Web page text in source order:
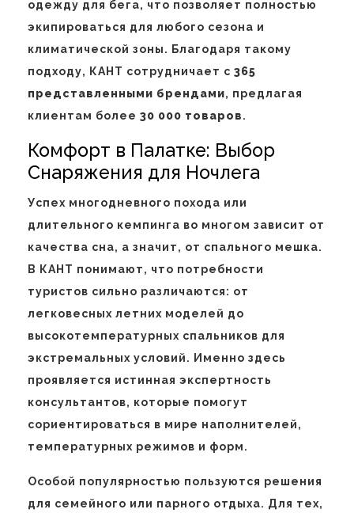
одежду для бега, что позволяет полностью
экипироваться для любого сезона и
климатической зоны. Благодаря такому
подходу, КАНТ сотрудничает с 365
представленными брендами, предлагая
клиентам более 30 000 товаров.
Комфорт в Палатке: Выбор
Снаряжения для Ночлега
Успех многодневного похода или
длительного кемпинга во многом зависит от
качества сна, а значит, от спального мешка.
В КАНТ понимают, что потребности
туристов сильно различаются: от
легковесных летних моделей до
высокотемпературных спальников для
экстремальных условий. Именно здесь
проявляется истинная экспертность
консультантов, которые помогут
сориентироваться в мире наполнителей,
температурных режимов и форм.
Особой популярностью пользуются решения
для семейного или парного отдыха. Для тех,